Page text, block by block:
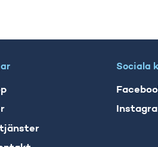
tjänster
Sociala